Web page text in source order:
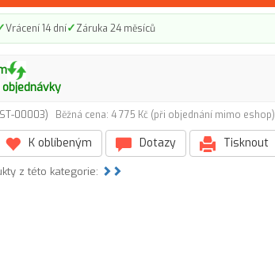
Vrácení 14 dní✓Záruka 24 měsíců
00003) Běžná cena: 4 775 Kč (při objednání mimo eshop)
K oblíbeným Dotazy Tisknout
z této kategorie: